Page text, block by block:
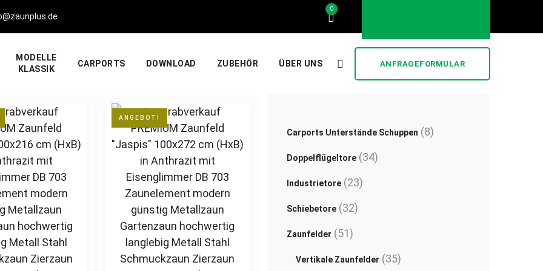
0
MODELLE
KLASSIK
CARPORTS DOWNLOAD ZUBEHÖR ÜBER UNS ANFRAGEFORMULAR
ANGEBOT!
Carports Unterstände Schuppen 88
Doppelflügeltore 3434
Industrietore 2323
Schiebetore 3232
Zaunfelder 5151
Vertikale Zaunfelder 3535